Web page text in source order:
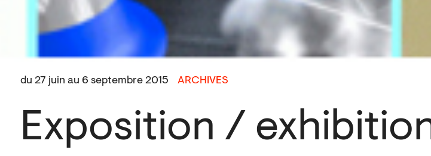
du 27 juin au 6 septembre 2015 ARCHIVES
Exposition /